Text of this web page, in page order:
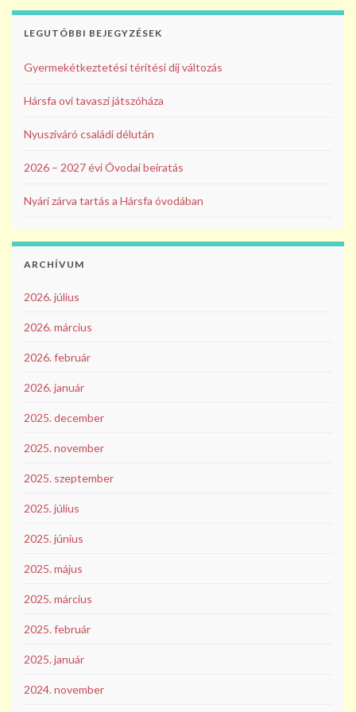
k
LEGUTÓBBI BEJEGYZÉSEK
Gyermekétkeztetési térítési díj változás
Hársfa ovi tavaszi játszóháza
Nyusziváró családi délután
2026 – 2027 évi Óvodai beíratás
Nyári zárva tartás a Hársfa óvodában
ARCHÍVUM
2026. július
2026. március
2026. február
2026. január
2025. december
2025. november
2025. szeptember
2025. július
2025. június
2025. május
2025. március
2025. február
2025. január
2024. november